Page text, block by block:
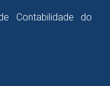
Contabilidade do